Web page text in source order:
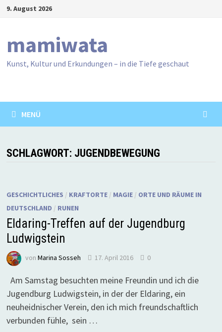
Zum9. August 2026
mamiwata
Kunst, Kultur und Erkundungen – in die Tiefe geschaut
MENÜ
SCHLAGWORT: JUGENDBEWEGUNG
GESCHICHTLICHES / KRAFTORTE/ MAGIE/ ORTE UND RÄUME IN
DEUTSCHLAND / RUNEN
Eldaring-Treffen auf der Jugendburg
Ludwigstein
von Marina Sosseh 17. April 2016 0
Am Samstag besuchten meine Freundin und ich die
Jugendburg Ludwigstein, in der der Eldaring, ein
neuheidnischer Verein, den ich mich freundschaftlich
verbunden fühle, sein …